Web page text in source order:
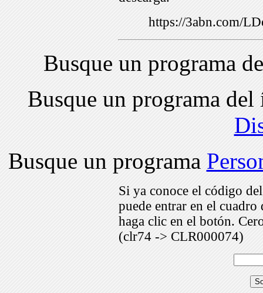
https://3abn.com/
Busque un programa
Busque un programa
Busque un programa
Si ya conoce el código
puede entrar en el
haga clic en el botón.
(clr74 -> CLR000074)